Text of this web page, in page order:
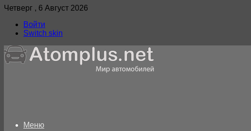
Четверг , 6 Август 2026
Войти
Switch skin
Меню